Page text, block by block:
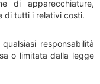
di apparecchiature,
di tutti i relativi costi.
responsabilità
o limitata dalla legge